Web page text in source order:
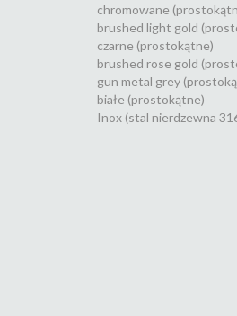
chromowane
brushed light gold
czarne (prostokątne)
brushed rose gold
gun metal grey
białe (prostokątne)
Inox (stal nierdzewna